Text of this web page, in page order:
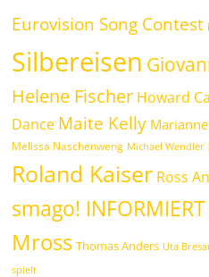
Eurovision Song Contest
Silbereisen
Helene Fischer Howard
Dance Maite Kelly
Melissa Naschenweng Michael Wendler
Roland Kaiser Ross
smago! INFORMIERT
Mross Thomas Anders Uta
spielt